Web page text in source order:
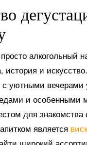
алкогольный
история и
с уютными вечерами
и особенными
для знакомства
является